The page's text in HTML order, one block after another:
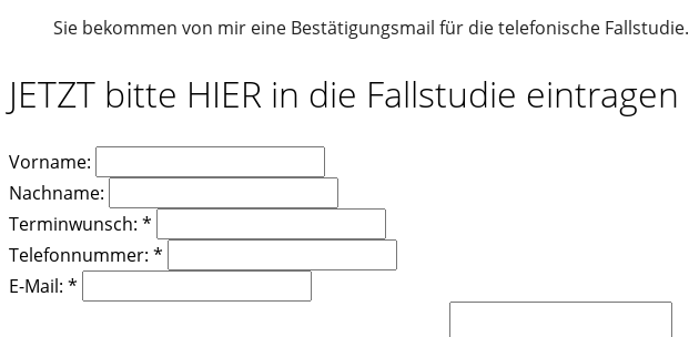
Sie bekommen von mir eine Bestätigungsmail für die telefonische Fallstudie.
JETZT bitte HIER in die Fallstudie eintragen
Vorname:
Nachname:
Terminwunsch: *
Telefonnummer: *
E-Mail: *